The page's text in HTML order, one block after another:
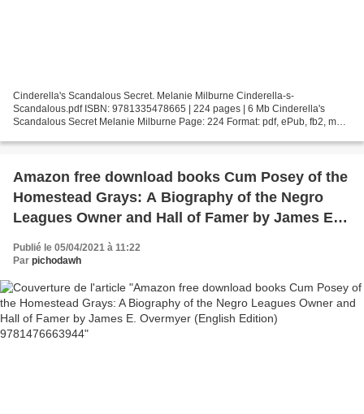
Cinderella's Scandalous Secret. Melanie Milburne Cinderella-s-
Scandalous.pdf ISBN: 9781335478665 | 224 pages | 6 Mb Cinderella's
Scandalous Secret Melanie Milburne Page: 224 Format: pdf, ePub, fb2, mobi
Amazon free download books Cum Posey of the
Homestead Grays: A Biography of the Negro
Leagues Owner and Hall of Famer by James E.
Publié le 05/04/2021 à 11:22
Par pichodawh